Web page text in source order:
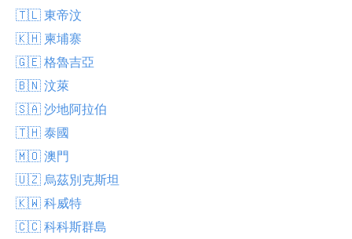
🇹🇱 東帝汶
🇰🇭 柬埔寨
🇬🇪 格魯吉亞
🇧🇳 汶萊
🇸🇦 沙地阿拉伯
🇹🇭 泰國
🇲🇴 澳門
🇺🇿 烏茲別克斯坦
🇰🇼 科威特
🇨🇨 科科斯群島